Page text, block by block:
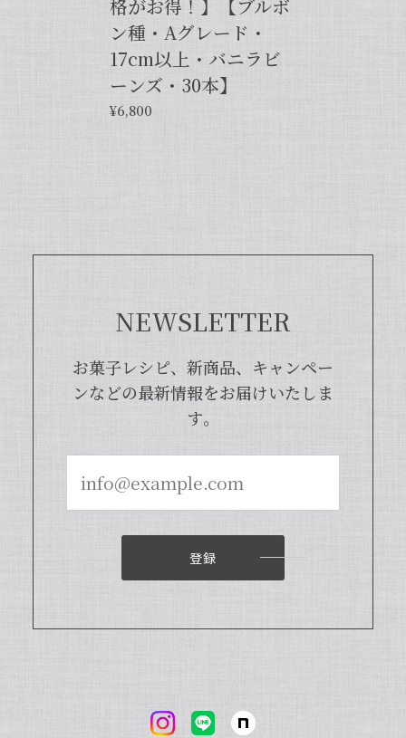
2024/06/14
プリンをよく作るので購入しました。 今までは安価
なバニラエッセンスを仕方なく使っていました。 バ
り、大変嬉しく思います。こちらの商品
富な莢ごとピューレにした商品でござい
まして、バニラビーンズよりお得で、さ
らに使いやすくなった当店オリジナルの
商品となっております。また、「バニラ
ニラピューレを使用した世界中のお菓子
レシピも100種類以上ご紹介しておりま
すので、もしご興味ございましたら、ぜ
ひチェックしてみてくださいませ。また
機会がございましたら、当店をよろしく
お願い申し上げます。
【本数多いほど1本価格がお得！】【ブルボン種Sグレード・バニラビーンズ・20本】
りも良く、あの量でお値段も安くとても使いやすい
格がお得！】【ブルボ
ン種・Aグレード・
17cm以上・バニラビ
ーンズ・30本】
¥6,800
NEWSLETTER
お菓子レシピ、新商品、キャンペー
ンなどの最新情報をお届けいたしま
す。
登録